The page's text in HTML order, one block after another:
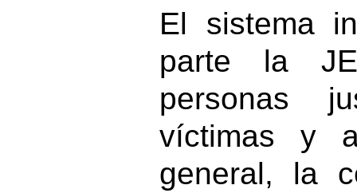
El sistema
parte la
personas
víctimas y
general, la